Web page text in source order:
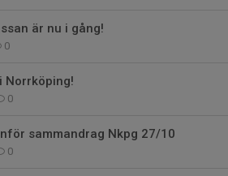
är nu i gång!
0
Norrköping!
0
sammandrag Nkpg 27/10
0